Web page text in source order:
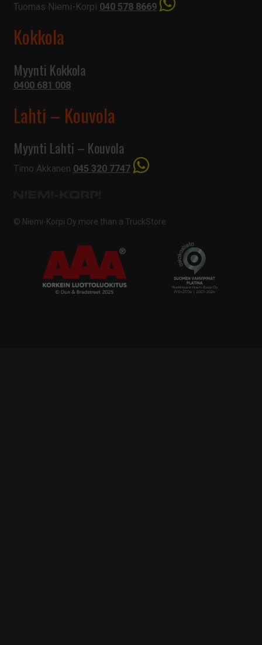
Tuomas Niemi-Korpi 040 578 8669
Kokkola
Myynti Kokkola
0400 681 008
Lahti – Kouvola
Myynti Lahti – Kouvola
Timo Akkanen 045 320 7747
© Niemi-Korpi Oy more than a TruckStore